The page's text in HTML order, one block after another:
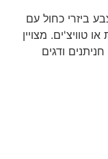
במשקל 20 גרם בצבע ביזרי כחול עם
טוויצ'ים. מצויין
ודגים